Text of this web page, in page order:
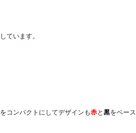
ています。
コンパクトにしてデザインも赤と 黒をベース